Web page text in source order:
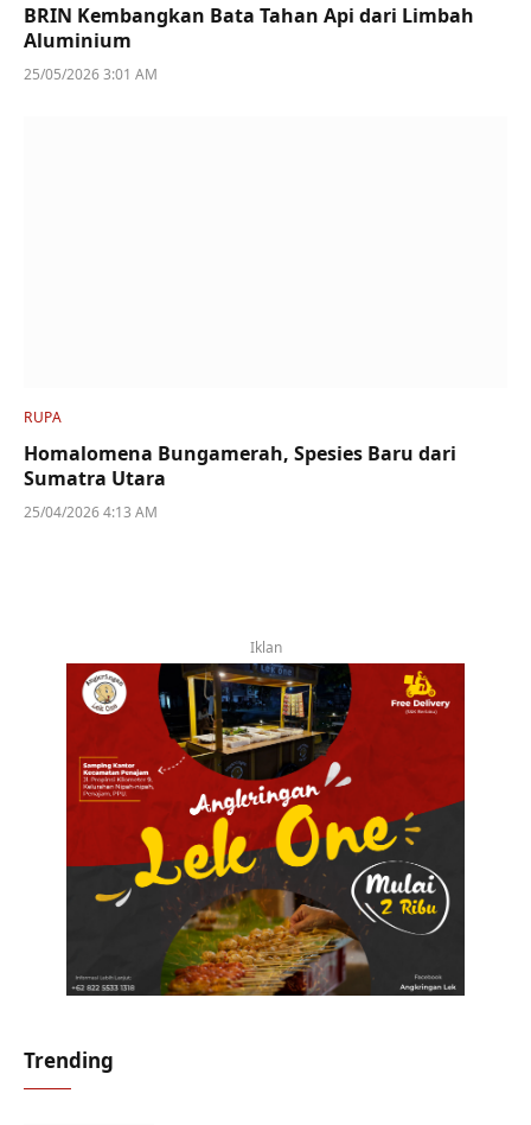
BRIN Kembangkan Bata Tahan Api dari Limbah
Aluminium
25/05/2026 3:01 AM
RUPA
Homalomena Bungamerah, Spesies Baru dari
Sumatra Utara
25/04/2026 4:13 AM
Iklan
Trending